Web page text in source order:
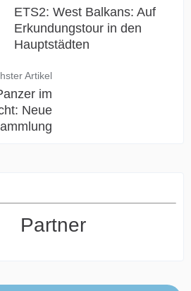
ETS2: West Balkans: Auf
Erkundungstour in den
Hauptstädten
Artikel
im
Neue
Partner